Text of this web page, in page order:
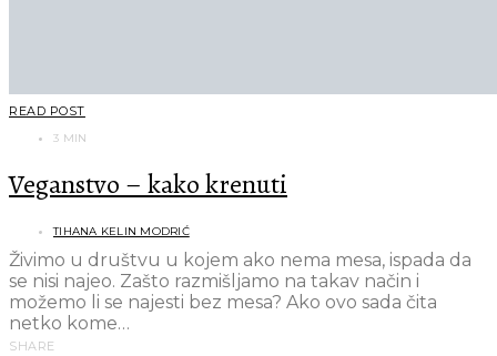
READ POST
3 MIN
Veganstvo – kako krenuti
TIHANA KELIN MODRIĆ
Živimo u društvu u kojem ako nema mesa, ispada da
se nisi najeo. Zašto razmišljamo na takav način i
možemo li se najesti bez mesa? Ako ovo sada čita
netko kome…
SHARE